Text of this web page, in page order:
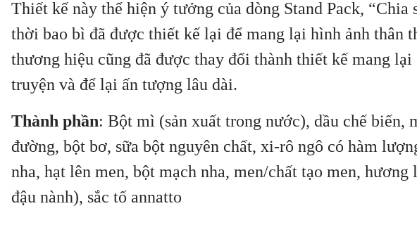
Thiết kế này thể hiện ý tưởng của dòng Stand Pack,
thời bao bì đã được thiết kế lại để mang lại hình ảnh thân
thương hiệu cũng đã được thay đổi thành thiết kế mang
truyện và để lại ấn tượng lâu dài.
Thành phần: Bột mì (sản xuất trong nước), dầu chế biến,
đường, bột bơ, sữa bột nguyên chất, xi-rô ngô có hàm
nha, hạt lên men, bột mạch nha, men/chất tạo men,
đậu nành), sắc tố annatto